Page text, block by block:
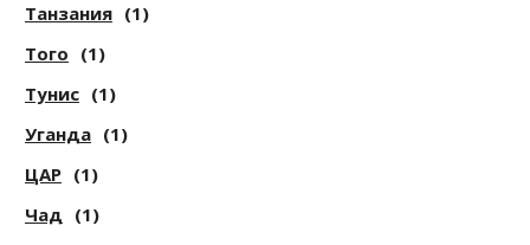
Танзания (1)
Того (1)
Тунис (1)
Уганда (1)
ЦАР (1)
Чад (1)